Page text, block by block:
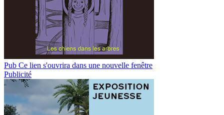
Pub Ce lien s'ouvrira dans une nouvelle fenêtre
Publicité